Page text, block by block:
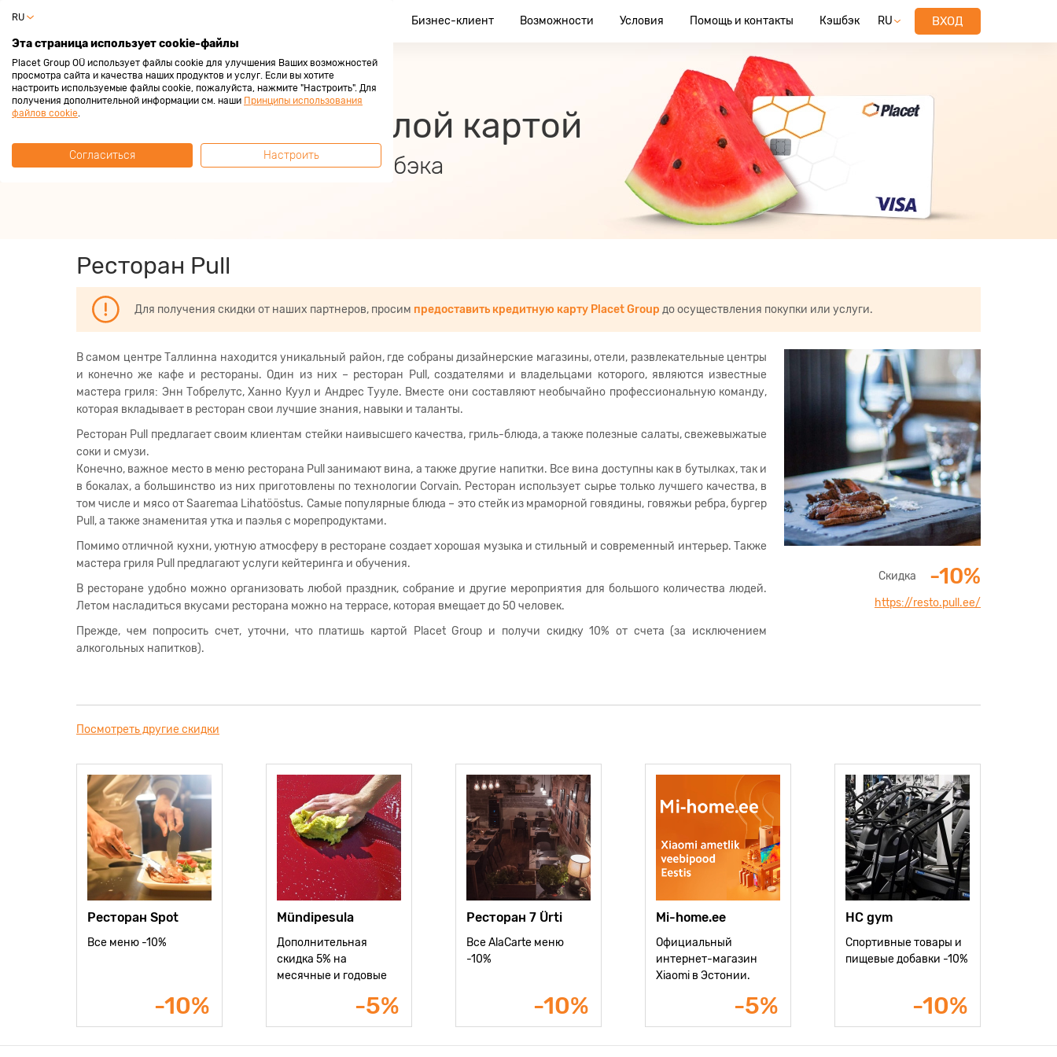
Бизнес-клиент Возможности Условия Помощь и контакты Кэшбэк RU ВХОД
За покупками с Белой картой
Зарабатывай всегда 2% кэшбэка
Ресторан Pull
Для получения скидки от наших партнеров, просим предоставить кредитную карту Placet Group до осуществления покупки или услуги.
В самом центре Таллинна находится уникальный район, где собраны дизайнерские магазины, отели, развлекательные центры
и конечно же кафе и рестораны. Один из них – ресторан Pull, создателями и владельцами которого, являются известные
мастера гриля: Энн Тобрелутс, Ханно Куул и Андрес Тууле. Вместе они составляют необычайно профессиональную команду,
которая вкладывает в ресторан свои лучшие знания, навыки и таланты.
Ресторан Pull предлагает своим клиентам стейки наивысшего качества, гриль-блюда, а также полезные салаты, свежевыжатые
соки и смузи.
Конечно, важное место в меню ресторана Pull занимают вина, а также другие напитки. Все вина доступны как в бутылках, так и
в бокалах, а большинство из них приготовлены по технологии Corvain. Ресторан использует сырье только лучшего качества, в
том числе и мясо от Saaremaa Lihatööstus. Самые популярные блюда – это стейк из мраморной говядины, говяжьи ребра, бургер
Pull, а также знаменитая утка и паэлья с морепродуктами.
Помимо отличной кухни, уютную атмосферу в ресторане создает хорошая музыка и стильный и современный интерьер. Также
мастера гриля Pull предлагают услуги кейтеринга и обучения.
В ресторане удобно можно организовать любой праздник, собрание и другие мероприятия для большого количества людей.
Летом насладиться вкусами ресторана можно на террасе, которая вмещает до 50 человек.
Прежде, чем попросить счет, уточни, что платишь картой Placet Group и получи скидку 10% от счета (за исключением
алкогольных напитков).
Скидка -10%
https://resto.pull.ee/
Посмотреть другие скидки
Ресторан Spot
Все меню -10%
-10%
Mündipesula
Дополнительная
скидка 5% на
месячные и годовые
-5%
Ресторан 7 Ürti
Все AlaCarte меню
-10%
-10%
Mi-home.ee
Официальный
интернет-магазин
Xiaomi в Эстонии.
-5%
HC gym
Спортивные товары и
пищевые добавки -10%
-10%
RU
Эта страница использует cookie-файлы
Placet Group OÜ использует файлы cookie для улучшения Ваших возможностей
просмотра сайта и качества наших продуктов и услуг. Если вы хотите
настроить используемые файлы cookie, пожалуйста, нажмите "Настроить". Для
получения дополнительной информации см. наши Принципы использования
файлов cookie.
Согласиться Настроить